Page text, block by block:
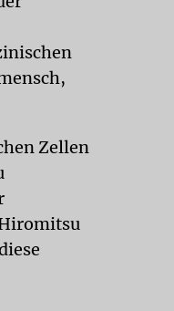
Zellen